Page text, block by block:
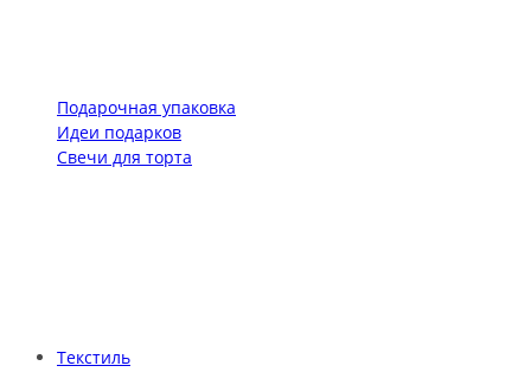
Подарочная упаковка
Идеи подарков
Свечи для торта
Текстиль